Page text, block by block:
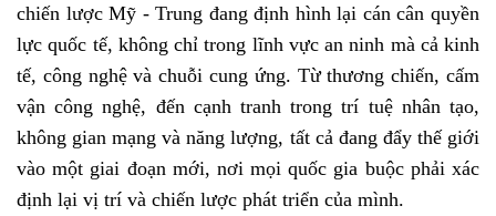
chiến lược Mỹ - Trung đang định hình lại cán cân quyền
lực quốc tế, không chỉ trong lĩnh vực an ninh mà cả kinh
tế, công nghệ và chuỗi cung ứng. Từ thương chiến, cấm
vận công nghệ, đến cạnh tranh trong trí tuệ nhân tạo,
không gian mạng và năng lượng, tất cả đang đẩy thế giới
vào một giai đoạn mới, nơi mọi quốc gia buộc phải xác
định lại vị trí và chiến lược phát triển của mình.